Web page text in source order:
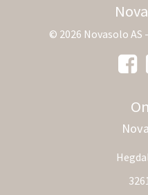
© 2026 Novasolo AS